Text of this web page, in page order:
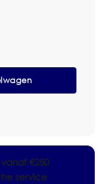
€250
service